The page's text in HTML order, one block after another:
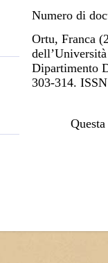
Numero di
Ortu, Franca
Dipartimento
303-314.